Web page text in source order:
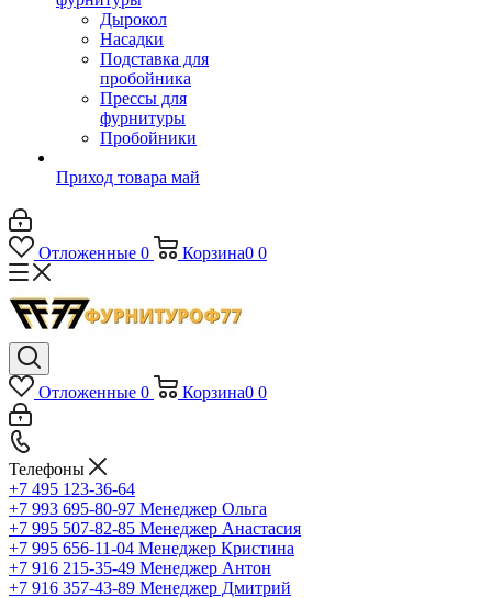
Дырокол
Насадки
Подставка для
пробойника
Прессы для
фурнитуры
Пробойники
Приход товара май
Отложенные 0 Корзина0 0
Отложенные 0 Корзина0 0
Телефоны
+7 495 123-36-64
+7 993 695-80-97 Менеджер Ольга
+7 995 507-82-85 Менеджер Анастасия
+7 995 656-11-04 Менеджер Кристина
+7 916 215-35-49 Менеджер Антон
+7 916 357-43-89 Менеджер Дмитрий